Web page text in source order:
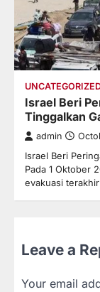
Israel Beri
Tinggalkan
admin
Israel Beri
Pada 1 Oktober
evakuasi
Leave a
Your email